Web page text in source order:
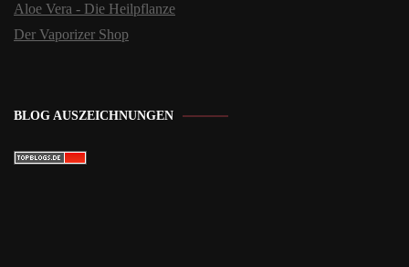
Aloe Vera - Die Heilpflanze
Der Vaporizer Shop
BLOG AUSZEICHNUNGEN